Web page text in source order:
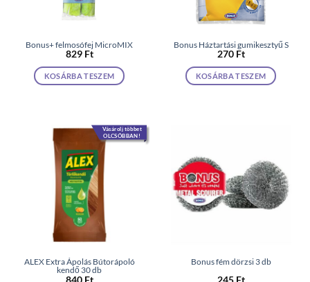
Bonus+ felmosófej MicroMIX
829 Ft
KOSÁRBA TESZEM
Bonus Háztartási gumikesztyű S
270 Ft
KOSÁRBA TESZEM
Vásárolj többet
OLCSÓBBAN!
ALEX Extra Ápolás Bútorápoló
kendő 30 db
840 Ft
Bonus fém dörzsi 3 db
245 Ft